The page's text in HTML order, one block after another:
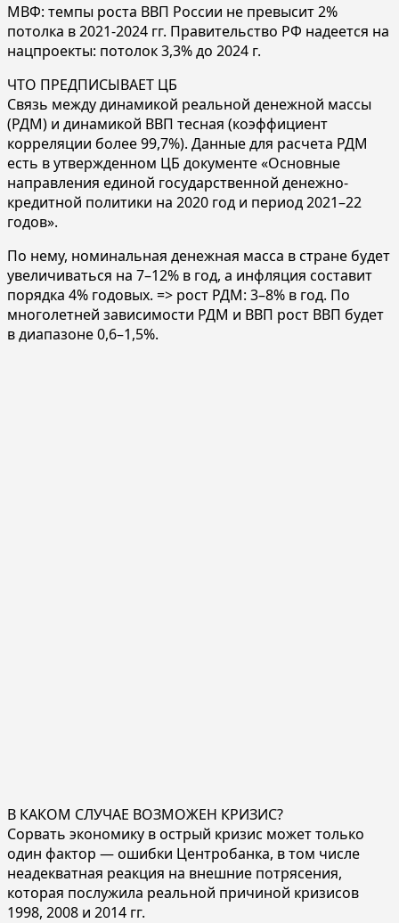
МВФ: темпы роста ВВП России не превысит 2%
потолка в 2021-2024 гг. Правительство РФ надеется на
нацпроекты: потолок 3,3% до 2024 г.
ЧТО ПРЕДПИСЫВАЕТ ЦБ
Связь между динамикой реальной денежной массы
(РДМ) и динамикой ВВП тесная (коэффициент
корреляции более 99,7%). Данные для расчета РДМ
есть в утвержденном ЦБ документе «Основные
направления единой государственной денежно-
кредитной политики на 2020 год и период 2021–22
годов».
По нему, номинальная денежная масса в стране будет
увеличиваться на 7–12% в год, а инфляция составит
порядка 4% годовых. => рост РДМ: 3–8% в год. По
многолетней зависимости РДМ и ВВП рост ВВП будет
в диапазоне 0,6–1,5%.
В КАКОМ СЛУЧАЕ ВОЗМОЖЕН КРИЗИС?
Сорвать экономику в острый кризис может только
один фактор — ошибки Центробанка, в том числе
неадекватная реакция на внешние потрясения,
которая послужила реальной причиной кризисов
1998, 2008 и 2014 гг.